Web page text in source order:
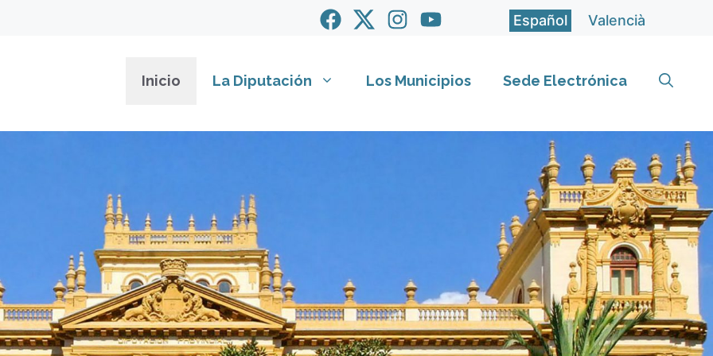
Español Valencià
Inicio La Diputación Los Municipios Sede Electrónica